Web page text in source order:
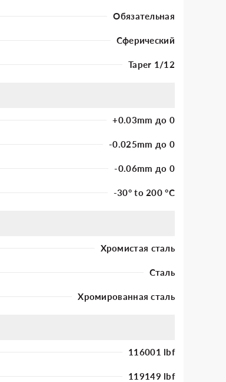
Обязательная
Сферический
Taper 1/12
+0.03mm до 0
-0.025mm до 0
-0.06mm до 0
-30° to 200 °C
Хромистая сталь
Сталь
Хромированная сталь
116001 lbf
119149 lbf